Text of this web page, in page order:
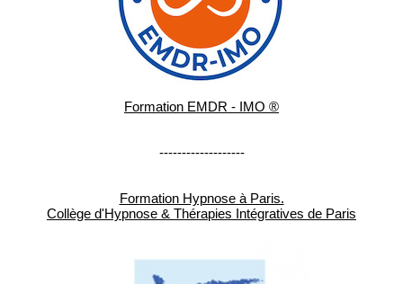
Formation EMDR - IMO ®
-------------------
Formation Hypnose à Paris.
Collège d'Hypnose & Thérapies Intégratives de Paris